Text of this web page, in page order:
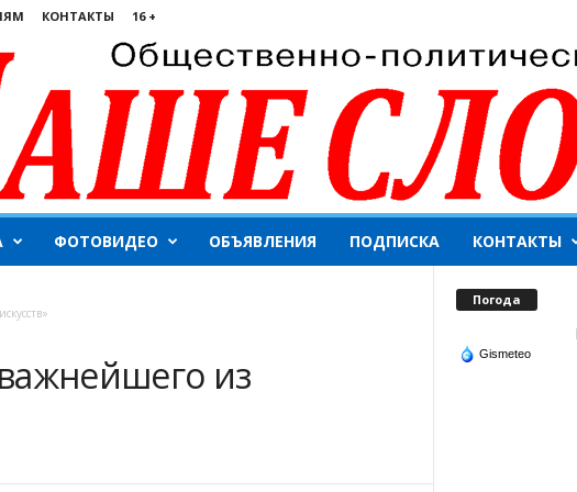
КОНТАКТЫ 16 +
ФОТОВИДЕО ОБЪЯВЛЕНИЯ ПОДПИСКА КОНТАКТЫ
из
Погода
Gismeteo